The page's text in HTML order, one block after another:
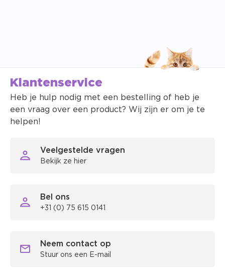
Klantenservice
Heb je hulp nodig met een bestelling of heb je
een vraag over een product? Wij zijn er om je te
helpen!
Veelgestelde vragen
Bekijk ze hier
Bel ons
+31 (0) 75 615 0141
Neem contact op
Stuur ons een E-mail